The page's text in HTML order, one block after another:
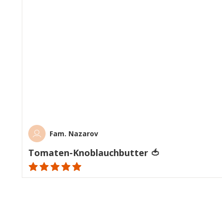
Fam. Nazarov
Tomaten-Knoblauchbutter 🍅
ratings.NaN